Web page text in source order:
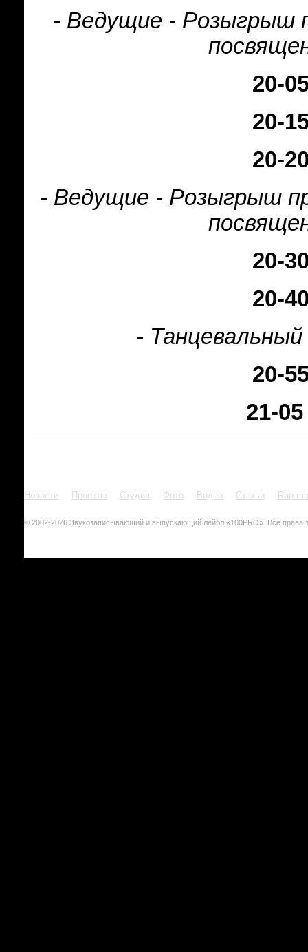
- Ведущие - Розыгрыш
20-
20-
20-
- Ведущие - Розыгрыш
20-
20-
-
20-
21-05
Новости Проекты Студия Фото Видео Статьи Rap
© 2002-2026 Звукозаписывающий и выпускающий лейбл «100PRO». Все